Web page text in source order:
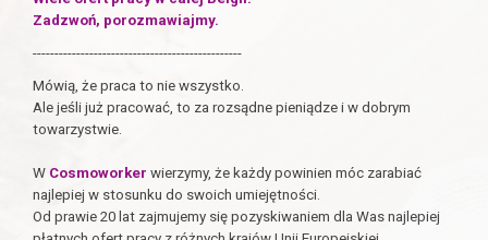
Zadzwoń, porozmawiajmy.
------------------------------------------------
Mówią, że praca to nie wszystko.
Ale jeśli już pracować, to za rozsądne pieniądze i w dobrym
towarzystwie.
W Cosmoworker wierzymy, że każdy powinien móc zarabiać
najlepiej w stosunku do swoich umiejętności.
Od prawie 20 lat zajmujemy się pozyskiwaniem dla Was najlepiej